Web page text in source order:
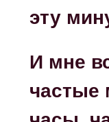
эту
И мне
частые